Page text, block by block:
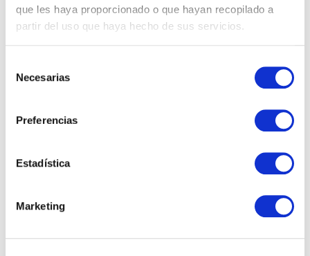
que les haya proporcionado o que hayan recopilado a
partir del uso que haya hecho de sus servicios.
Necesarias
Preferencias
Estadística
Marketing
Marketing
RRHH
No job listings found.